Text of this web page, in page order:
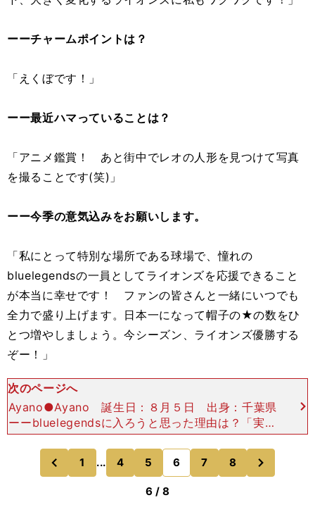
ーーチャームポイントは？
「えくぼです！」
ーー最近ハマっていることは？
「アニメ鑑賞！ あと街中でレオの人形を見つけて写真
を撮ることです(笑)」
ーー今季の意気込みをお願いします。
「私にとって特別な場所である球場で、憧れの
bluelegendsの一員としてライオンズを応援できること
が本当に幸せです！ ファンの皆さんと一緒にいつでも
全力で盛り上げます。日本一になって帽子の★の数をひ
とつ増やしましょう。今シーズン、ライオンズ優勝する
ぞー！」
次のページへ
Ayano●Ayano 誕生日：８月５日 出身：千葉県
ーーbluelegendsに入ろうと思った理由は？「実は
以前、ドームでビールの売り子をしていました。そ
の時に目に入った、カッコよく踊るbluele
前
1 ... 4 5 6 7 8
のページへ
6 / 8